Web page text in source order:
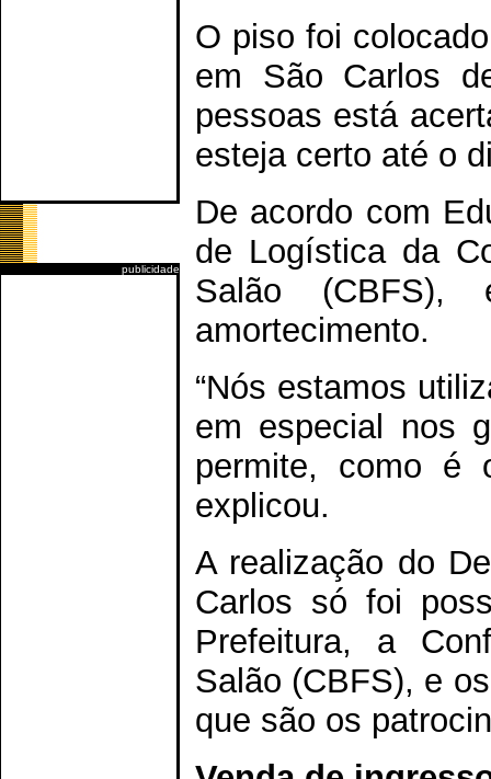
publicidade
O piso foi
em São Carlos
pessoas está
esteja certo até o
De acordo com
de Logística da
Salão
amortecimento.
“Nós estamos
em especial nos
permite, como é
explicou.
A realização do
Carlos só foi
Prefeitura, a
Salão (CBFS), e
que são os